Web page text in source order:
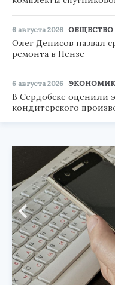
6 августа 2026 ОБЩЕСТВО
Олег Денисов назвал
ремонта в Пензе
6 августа 2026
В Сердобске оценили
кондитерского